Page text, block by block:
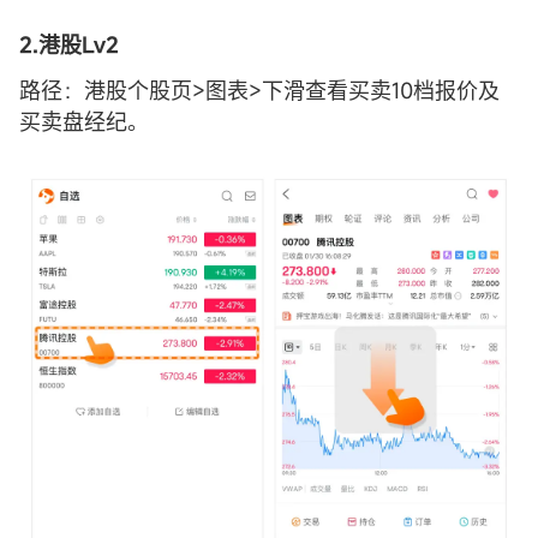
2.港股Lv2
路径：港股个股页>图表>下滑查看买卖10档报价及
买卖盘经纪。